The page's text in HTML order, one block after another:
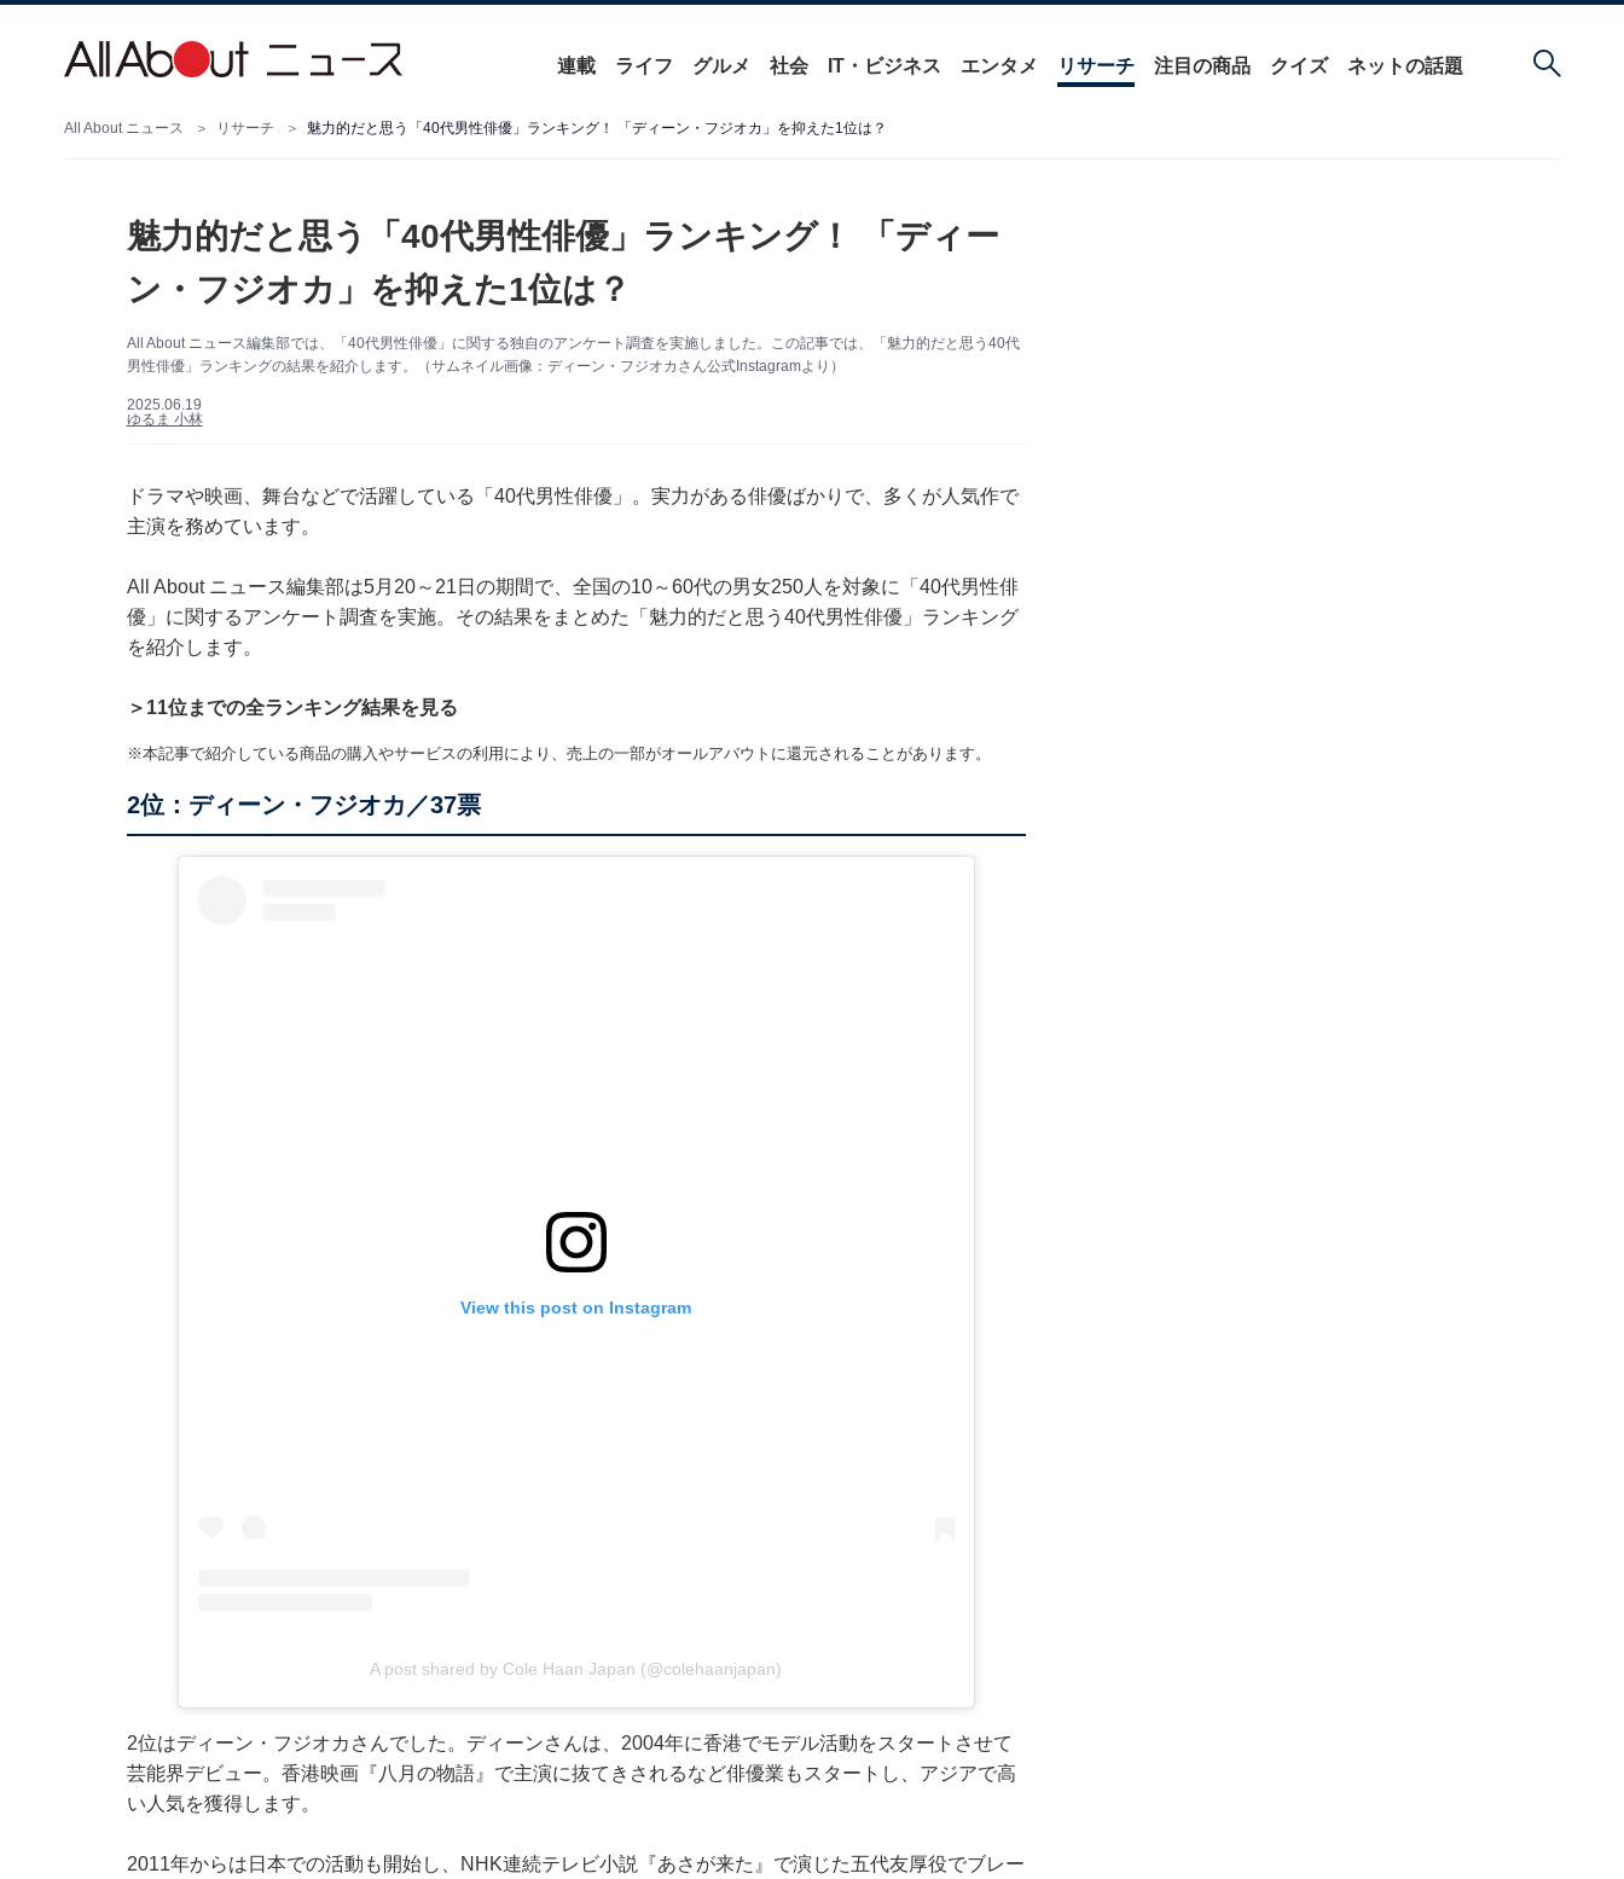
連載 ライフ グルメ 社会 IT・ビジネス エンタメ リサーチ 注目の商品 クイズ ネットの話題
All About ニュース リサーチ 魅力的だと思う「40代男性俳優」ランキング！ 「ディーン・フジオカ」を抑えた1位は？
魅力的だと思う「40代男性俳優」ランキング！ 「ディー
ン・フジオカ」を抑えた1位は？
All About ニュース編集部では、「40代男性俳優」に関する独自のアンケート調査を実施しました。この記事では、「魅力的だと思う40代
男性俳優」ランキングの結果を紹介します。（サムネイル画像：ディーン・フジオカさん公式Instagramより）
2025.06.19
ゆるま 小林
ドラマや映画、舞台などで活躍している「40代男性俳優」。実力がある俳優ばかりで、多くが人気作で
主演を務めています。
All About ニュース編集部は5月20～21日の期間で、全国の10～60代の男女250人を対象に「40代男性俳
優」に関するアンケート調査を実施。その結果をまとめた「魅力的だと思う40代男性俳優」ランキング
を紹介します。
＞11位までの全ランキング結果を見る
※本記事で紹介している商品の購入やサービスの利用により、売上の一部がオールアバウトに還元されることがあります。
2位：ディーン・フジオカ／37票
View this post on Instagram
A post shared by Cole Haan Japan (@colehaanjapan)
2位はディーン・フジオカさんでした。ディーンさんは、2004年に香港でモデル活動をスタートさせて
芸能界デビュー。香港映画『八月の物語』で主演に抜てきされるなど俳優業もスタートし、アジアで高
い人気を獲得します。
2011年からは日本での活動も開始し、NHK連続テレビ小説『あさが来た』で演じた五代友厚役でブレー